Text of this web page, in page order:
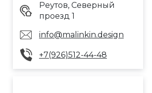
Реутов, Северный
проезд 1
info@malinkin.design
+7(926)512-44-48